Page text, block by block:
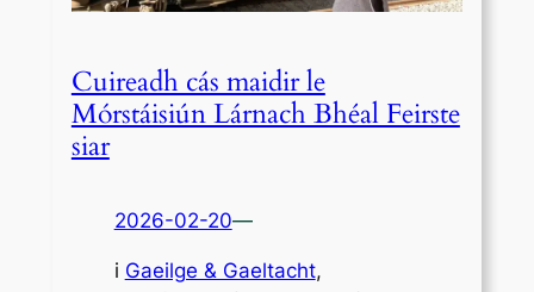
Cuireadh cás maidir le
Mórstáisiún Lárnach Bhéal Feirste
siar
2026-02-20—
i Gaeilge & Gaeltacht,